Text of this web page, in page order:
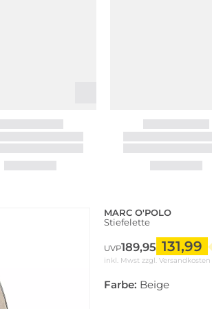
MARC O'POLO
Stiefelette
UVP189,95 131,99
inkl. Mwst zzgl. Versandkosten
Farbe: Beige